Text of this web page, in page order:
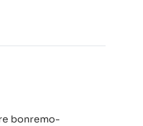
bonremo-